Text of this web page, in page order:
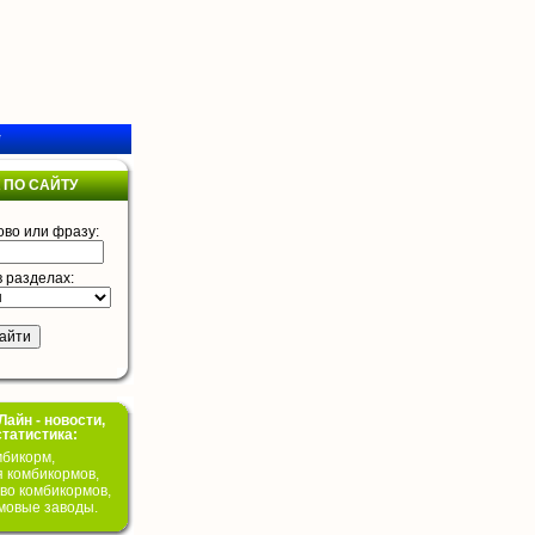
САЙТУ
или фразу:
разделах:
- новости,
комбикормов,
комбикормов,
заводы.